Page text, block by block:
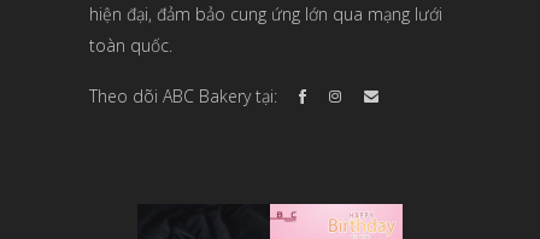
hiện đại, đảm bảo cung ứng lớn qua mạng lưới
toàn quốc.
Theo dõi ABC Bakery tại: